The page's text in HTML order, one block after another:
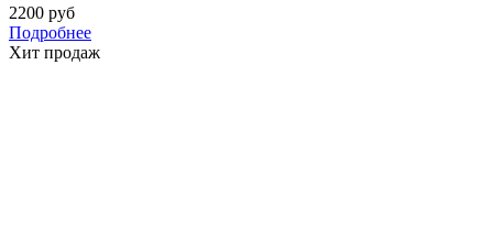
2200 руб
Подробнее
Хит продаж